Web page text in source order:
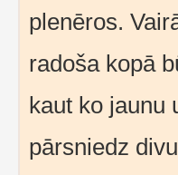
plenēros.
radoša kopā
kaut ko jaunu
pārsniedz